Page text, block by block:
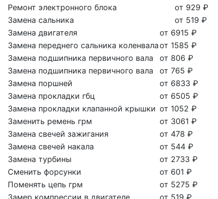
Ремонт электронного блока
от 929 ₽
Замена сальника
от 519 ₽
Замена двигателя
от 6915 ₽
Замена переднего сальника коленвалаот 1585 ₽
Замена подшипника первичного вала
от 806 ₽
Замена подшипника первичного вала
от 765 ₽
Замена поршней
от 6833 ₽
Замена прокладки гбц
от 6505 ₽
Замена прокладки клапанной крышки от 1052 ₽
Заменить ремень грм
от 3061 ₽
Замена свечей зажигания
от 478 ₽
Замена свечей накала
от 544 ₽
Замена турбины
от 2733 ₽
Сменить форсунки
от 601 ₽
Поменять цепь грм
от 5275 ₽
Замер компрессии в двигателе
от 519 ₽